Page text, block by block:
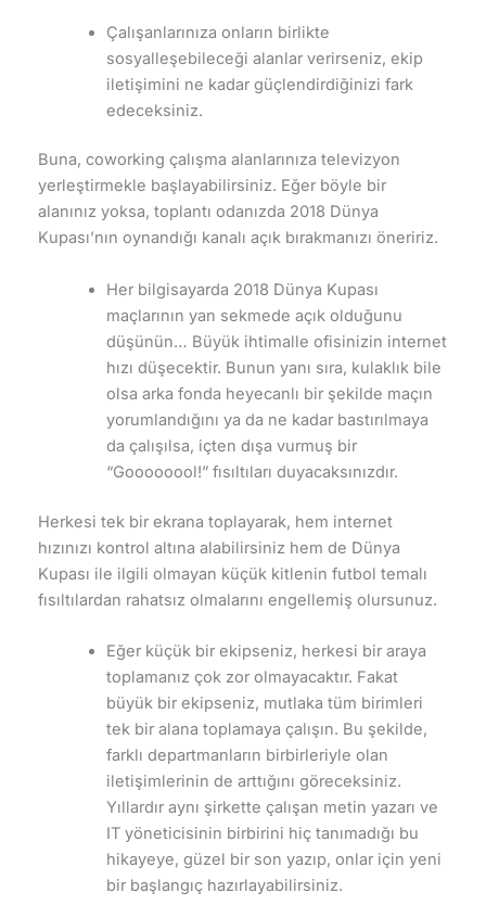
Çalışanlarınıza onların birlikte
sosyalleşebileceği alanlar verirseniz, ekip
iletişimini ne kadar güçlendirdiğinizi fark
edeceksiniz.
Buna, coworking çalışma alanlarınıza televizyon
yerleştirmekle başlayabilirsiniz. Eğer böyle bir
alanınız yoksa, toplantı odanızda 2018 Dünya
Kupası’nın oynandığı kanalı açık bırakmanızı öneririz.
Her bilgisayarda 2018 Dünya Kupası
maçlarının yan sekmede açık olduğunu
düşünün… Büyük ihtimalle ofisinizin internet
hızı düşecektir. Bunun yanı sıra, kulaklık bile
olsa arka fonda heyecanlı bir şekilde maçın
yorumlandığını ya da ne kadar bastırılmaya
da çalışılsa, içten dışa vurmuş bir
“Goooooool!” fısıltıları duyacaksınızdır.
Herkesi tek bir ekrana toplayarak, hem internet
hızınızı kontrol altına alabilirsiniz hem de Dünya
Kupası ile ilgili olmayan küçük kitlenin futbol temalı
fısıltılardan rahatsız olmalarını engellemiş olursunuz.
Eğer küçük bir ekipseniz, herkesi bir araya
toplamanız çok zor olmayacaktır. Fakat
büyük bir ekipseniz, mutlaka tüm birimleri
tek bir alana toplamaya çalışın. Bu şekilde,
farklı departmanların birbirleriyle olan
iletişimlerinin de arttığını göreceksiniz.
Yıllardır aynı şirkette çalışan metin yazarı ve
IT yöneticisinin birbirini hiç tanımadığı bu
hikayeye, güzel bir son yazıp, onlar için yeni
bir başlangıç hazırlayabilirsiniz.